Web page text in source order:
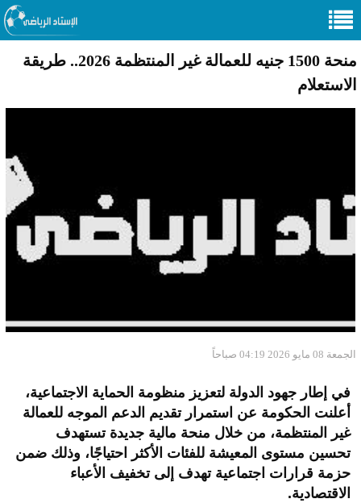
منحة 1500 جنيه للعمالة غير المنتظمة 2026.. طريقة
الاستعلام
الجمعة 08 مايو 2026 04:19 صباحاً
في إطار جهود الدولة لتعزيز منظومة الحماية الاجتماعية،
أعلنت الحكومة عن استمرار تقديم الدعم الموجه للعمالة
غير المنتظمة، من خلال منحة مالية جديدة تستهدف
تحسين مستوى المعيشة للفئات الأكثر احتياجًا، وذلك ضمن
حزمة قرارات اجتماعية تهدف إلى تخفيف الأعباء
الاقتصادية.